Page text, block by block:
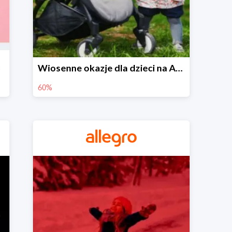
Wiosenne okazje dla dzieci na Allegro do -60%
60%